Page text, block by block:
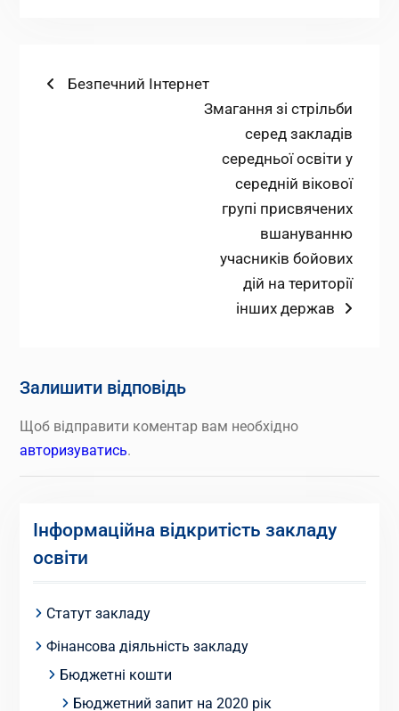
Навігація
Попередній
Безпечний Інтернет
Наступний
запис:
Змагання зі стрільби
серед закладів
середньої освіти у
середній вікової
групі присвячених
вшануванню
учасників бойових
дій на території
інших держав
Залишити відповідь
Щоб відправити коментар вам необхідно
авторизуватись.
Інформаційна відкритість закладу
освіти
Статут закладу
Фінансова діяльність закладу
Бюджетні кошти
Бюджетний запит на 2020 рік